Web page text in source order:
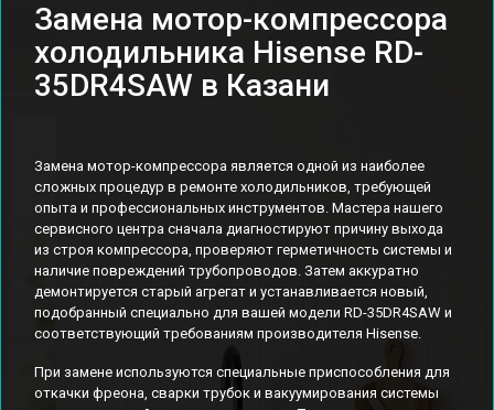
Замена мотор-компрессора
холодильника Hisense RD-
35DR4SAW в Казани
Замена мотор-компрессора является одной из наиболее
сложных процедур в ремонте холодильников, требующей
опыта и профессиональных инструментов. Мастера нашего
сервисного центра сначала диагностируют причину выхода
из строя компрессора, проверяют герметичность системы и
наличие повреждений трубопроводов. Затем аккуратно
демонтируется старый агрегат и устанавливается новый,
подобранный специально для вашей модели RD-35DR4SAW и
соответствующий требованиям производителя Hisense.
При замене используются специальные приспособления для
откачки фреона, сварки трубок и вакуумирования системы